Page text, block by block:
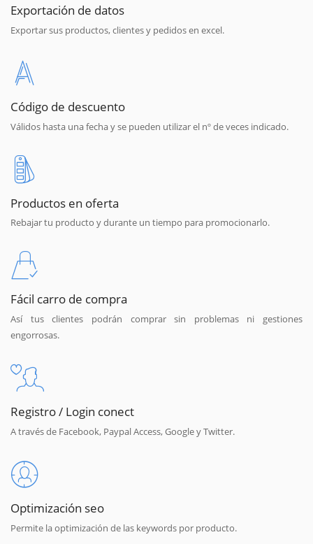
Exportación de datos
Exportar sus productos, clientes y pedidos en excel.
Código de descuento
Válidos hasta una fecha y se pueden utilizar el nº de veces indicado.
Productos en oferta
Rebajar tu producto y durante un tiempo para promocionarlo.
Fácil carro de compra
Así tus clientes podrán comprar sin problemas ni gestiones
engorrosas.
Registro / Login conect
A través de Facebook, Paypal Access, Google y Twitter.
Optimización seo
Permite la optimización de las keywords por producto.